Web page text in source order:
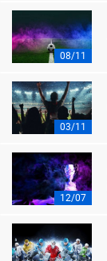
08/11
03/11
12/07